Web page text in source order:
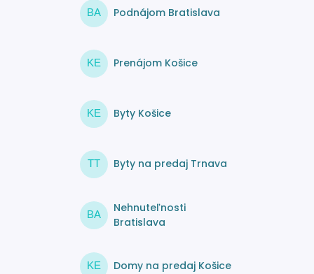
BA Podnájom Bratislava
KE Prenájom Košice
KE Byty Košice
TT Byty na predaj Trnava
BA
Nehnuteľnosti
Bratislava
KE Domy na predaj Košice